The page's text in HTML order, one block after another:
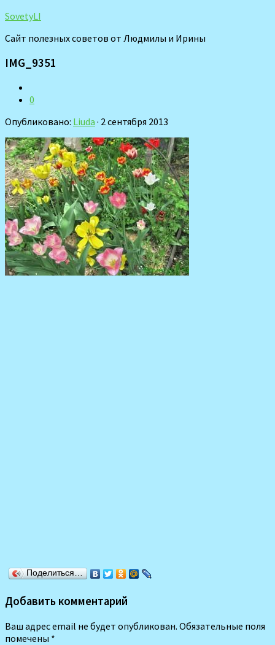
SovetyLI
Сайт полезных советов от Людмилы и Ирины
IMG_9351
0
Опубликовано: Liuda · 2 сентября 2013
Поделиться…
Добавить комментарий
Ваш адрес email не будет опубликован. Обязательные поля
помечены *